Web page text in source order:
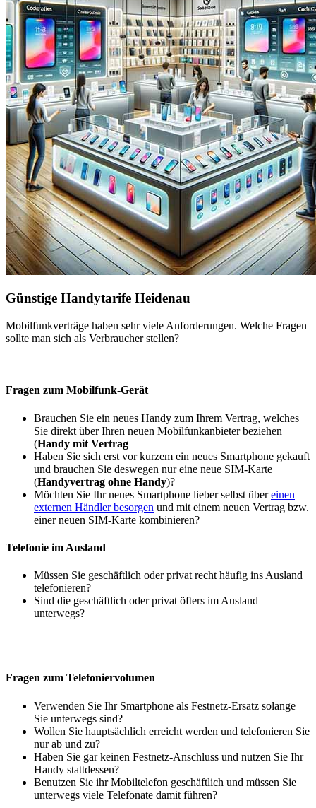
Günstige Handytarife Heidenau
Mobilfunkverträge haben sehr viele Anforderungen. Welche Fragen
sollte man sich als Verbraucher stellen?
Fragen zum Mobilfunk-Gerät
Brauchen Sie ein neues Handy zum Ihrem Vertrag, welches
Sie direkt über Ihren neuen Mobilfunkanbieter beziehen
(Handy mit Vertrag
Haben Sie sich erst vor kurzem ein neues Smartphone gekauft
und brauchen Sie deswegen nur eine neue SIM-Karte
(Handyvertrag ohne Handy)?
Möchten Sie Ihr neues Smartphone lieber selbst übereinen
externen Händler besorgen und mit einem neuen Vertrag bzw.
einer neuen SIM-Karte kombinieren?
Telefonie im Ausland
Müssen Sie geschäftlich oder privat recht häufig ins Ausland
telefonieren?
Sind die geschäftlich oder privat öfters im Ausland
unterwegs?
Fragen zum Telefoniervolumen
Verwenden Sie Ihr Smartphone als Festnetz-Ersatz solange
Sie unterwegs sind?
Wollen Sie hauptsächlich erreicht werden und telefonieren Sie
nur ab und zu?
Haben Sie gar keinen Festnetz-Anschluss und nutzen Sie Ihr
Handy stattdessen?
Benutzen Sie ihr Mobiltelefon geschäftlich und müssen Sie
unterwegs viele Telefonate damit führen?